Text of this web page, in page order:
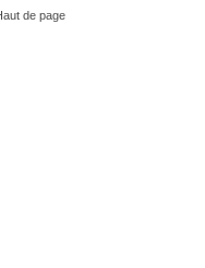
de page